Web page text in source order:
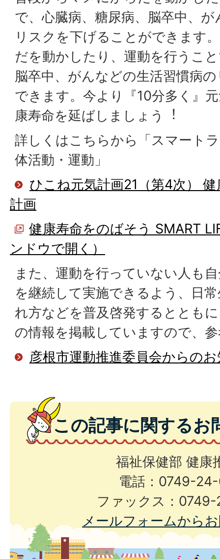
で、心臓病、糖尿病、脳卒中、
リスクを下げることができます
だを動かしたり、運動を⾏うこ
脳卒中、がんなどの⽣活習慣病
できます。今より『10分多く』
康寿命を延ばしましょう︕
詳しくはこちらから「スマート
体活動・運動」
ひこね元気計画21（第4次）
計画
健康寿命をのばそう SMART
ンドウで開く）
また、運動を⾏っていない⼈も
を継続して実施できるよう、⽇
れ⽅などを普及啓発するととも
の情報を掲載していますので、
彦根市運動推進委員会からの
この記事に関するお
福祉保健部 健康
電話：0749-
ファックス：
メールフォームから